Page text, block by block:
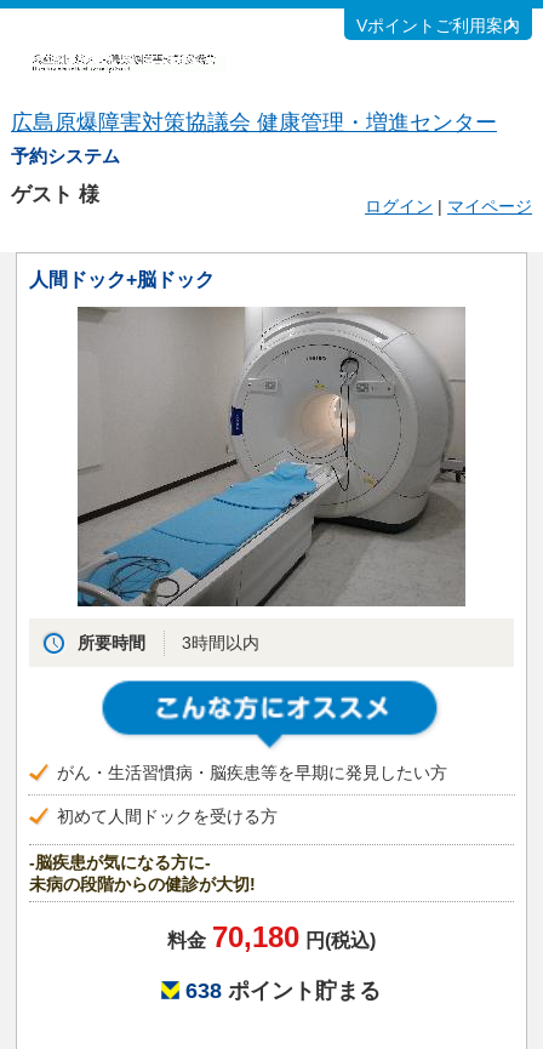
広島原爆障害対策協議会 健康管理・増進センター
予約システム
Vポイントご利用案内
ゲスト 様 ログイン | マイページ
人間ドック+脳ドック
所要時間 3時間以内
がん・生活習慣病・脳疾患等を早期に発見したい方
初めて人間ドックを受ける方
-脳疾患が気になる方に-
未病の段階からの健診が大切!
料金 70,180 円(税込)
638ポイント貯まる